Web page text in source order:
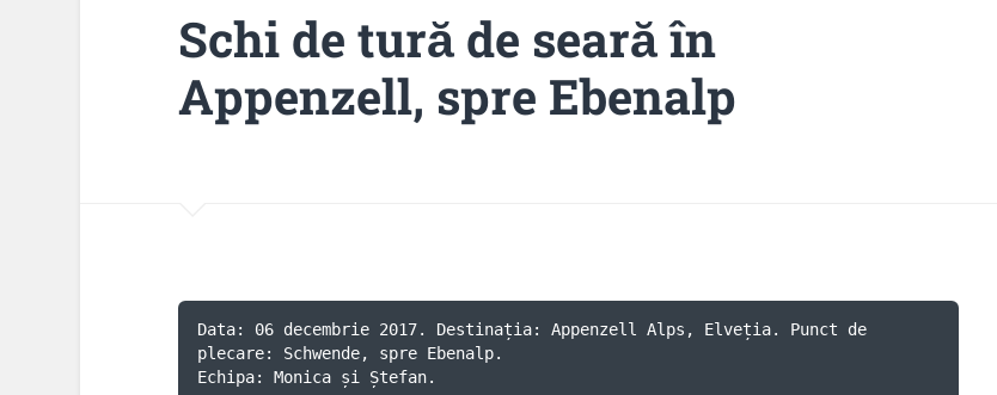
Schi de tură de seară în
Appenzell, spre Ebenalp
Data: 06 decembrie 2017. Destinația: Appenzell Alps, Elveția. Punct de
plecare: Schwende, spre Ebenalp.
Echipa: Monica și Ștefan.